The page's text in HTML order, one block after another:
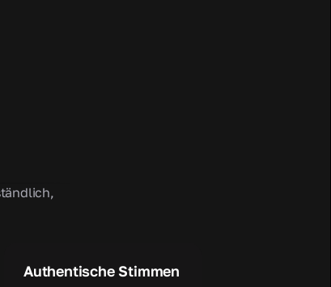
Authentische Stimmen